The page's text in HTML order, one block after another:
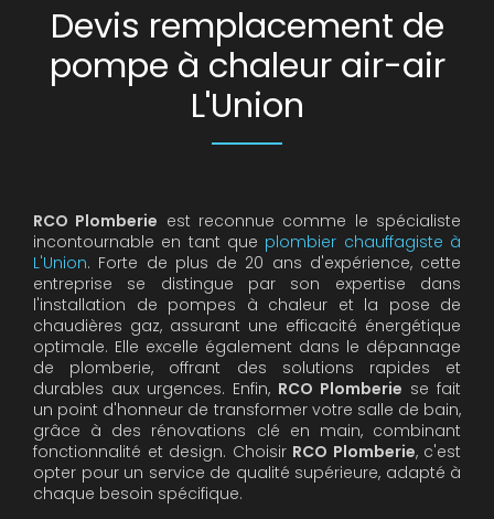
Devis remplacement de
pompe à chaleur air-air
L'Union
RCO Plomberie est reconnue comme le spécialiste
incontournable en tant que plombier chauffagiste à
L'Union. Forte de plus de 20 ans d'expérience, cette
entreprise se distingue par son expertise dans
l'installation de pompes à chaleur et la pose de
chaudières gaz, assurant une efficacité énergétique
optimale. Elle excelle également dans le dépannage
de plomberie, offrant des solutions rapides et
durables aux urgences. Enfin, RCO Plomberie se fait
un point d'honneur de transformer votre salle de bain,
grâce à des rénovations clé en main, combinant
fonctionnalité et design. Choisir RCO Plomberie, c'est
opter pour un service de qualité supérieure, adapté à
chaque besoin spécifique.